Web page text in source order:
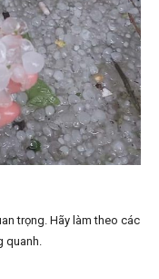
trọng. Hãy làm theo các
quanh.